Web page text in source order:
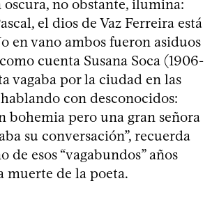
oscura, no obstante, ilumina:
el dios de Vaz Ferreira está
en vano ambos fueron asiduos
cuenta Susana Soca (1906-
vagaba por la ciudad en las
con desconocidos:
bohemia pero una gran señora
su conversación”, recuerda
de esos “vagabundos” años
muerte de la poeta.